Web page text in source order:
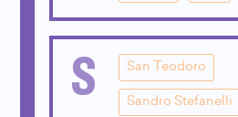
S San Teodoro
Sandro Stefanelli